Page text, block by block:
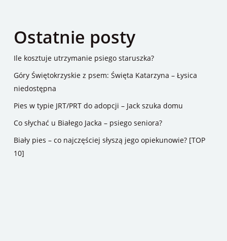
Ostatnie posty
Ile kosztuje utrzymanie psiego staruszka?
Góry Świętokrzyskie z psem: Święta Katarzyna – Łysica
niedostępna
Pies w typie JRT/PRT do adopcji – Jack szuka domu
Co słychać u Białego Jacka – psiego seniora?
Biały pies – co najczęściej słyszą jego opiekunowie? [TOP
10]